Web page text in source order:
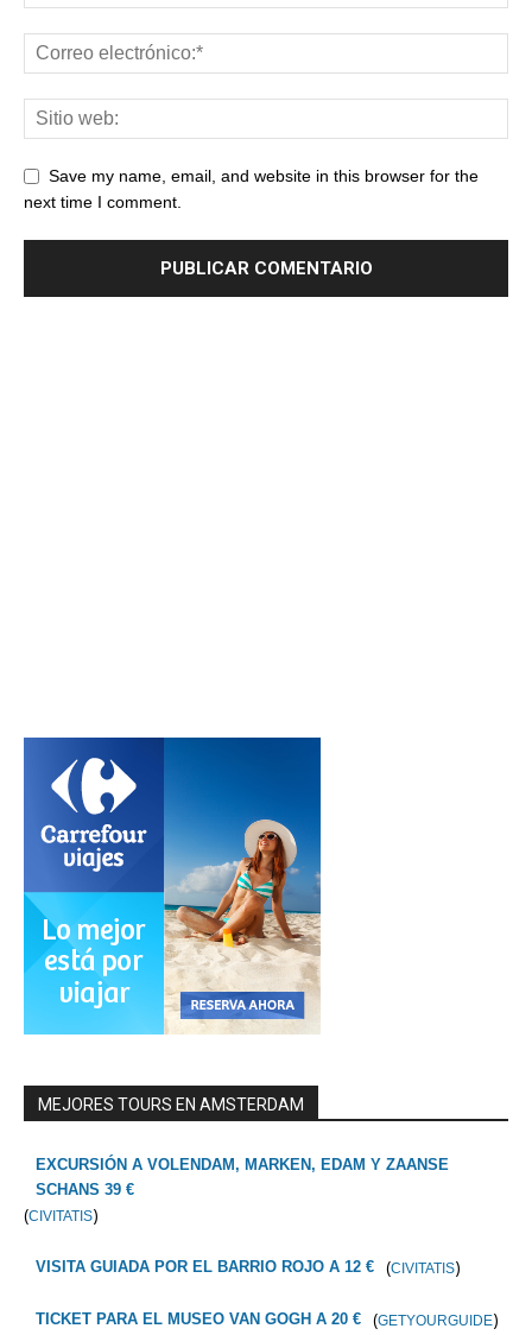
Save my name, email, and website in this browser for the
next time I comment.
MEJORES TOURS EN AMSTERDAM
EXCURSIÓN A VOLENDAM, MARKEN, EDAM Y ZAANSE
SCHANS 39 €
(CIVITATIS)
VISITA GUIADA POR EL BARRIO ROJO A 12 € (CIVITATIS)
TICKET PARA EL MUSEO VAN GOGH A 20 € (GETYOURGUIDE)